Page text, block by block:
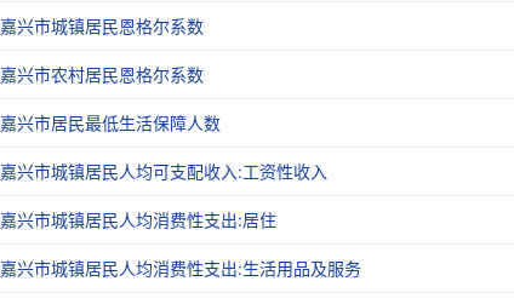
嘉兴市城镇居民恩格尔系数
嘉兴市农村居民恩格尔系数
嘉兴市居民最低生活保障人数
嘉兴市城镇居民人均可支配收入:工资性收入
嘉兴市城镇居民人均消费性支出:居住
嘉兴市城镇居民人均消费性支出:生活用品及服务